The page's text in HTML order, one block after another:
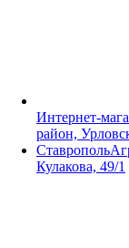
Интернет-
район,
Кулакова, 49/1